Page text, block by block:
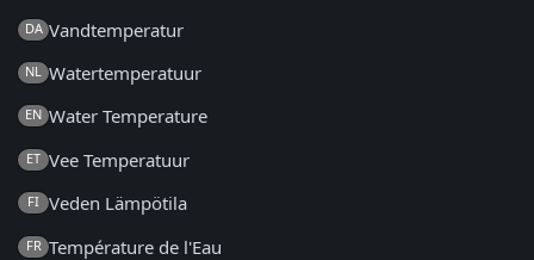
DA Vandtemperatur
NL Watertemperatuur
EN Water Temperature
ET Vee Temperatuur
FI Veden Lämpötila
FR Température de l'Eau